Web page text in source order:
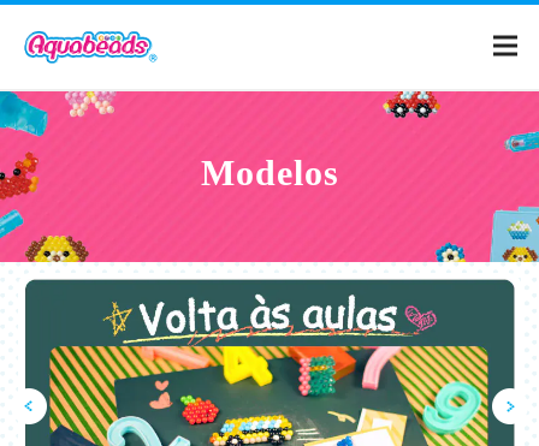
O que éAquabeads?
Vídeo
Modelos